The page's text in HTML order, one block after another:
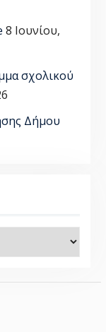
8 Ιουνίου,
σχολικού
Δήμου